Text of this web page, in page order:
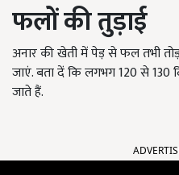
फलों की तुड़ाई
अनार की खेती में पेड़ से फल तभी
जाएं. बता दें कि लगभग 120 से 130
जाते हैं.